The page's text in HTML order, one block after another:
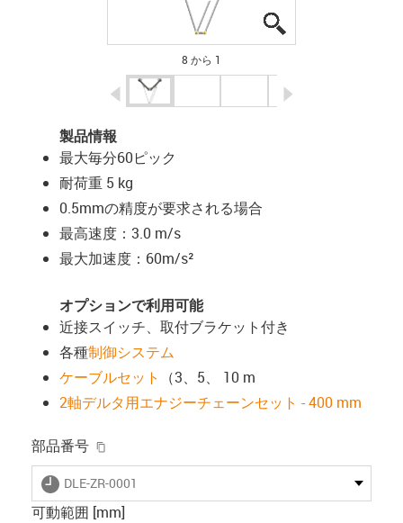
8 から 1
igus-icon-arrow-left
製品情報
最大毎分60ピック
耐荷重 5 kg
0.5mmの精度が要求される場合
最高速度：3.0 m/s
最大加速度：60m/s²
オプションで利用可能
近接スイッチ、取付ブラケット付き
各種制御システム
ケーブルセット
（3、5、 10 m
2軸デルタ用エナジーチェーンセット - 400 mm
部品番号
igus-icon-lieferzeit
DLE-ZR-0001
可動範囲 [mm]